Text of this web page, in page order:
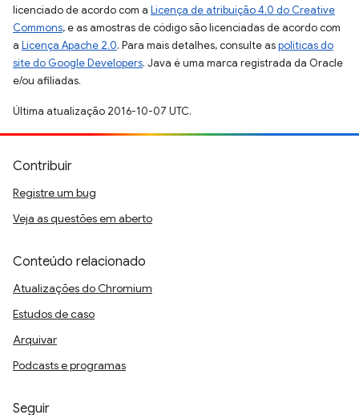
licenciado de acordo com a Licença de atribuição 4.0 do Creative
Commons, e as amostras de código são licenciadas de acordo com
a Licença Apache 2.0. Para mais detalhes, consulte aspolíticas do
site do Google Developers. Java é uma marca registrada da Oracle
e/ou afiliadas.
Última atualização 2016-10-07 UTC.
Contribuir
Registre um bug
Veja as questões em aberto
Conteúdo relacionado
Atualizações do Chromium
Estudos de caso
Arquivar
Podcasts e programas
Seguir